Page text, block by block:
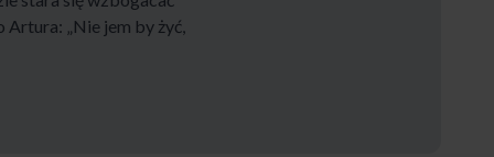
Artura: „Nie jem by żyć,